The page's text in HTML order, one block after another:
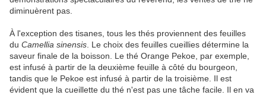
diminuèrent pas.
À l'exception des tisanes, tous les thés proviennent des feuilles
du Camellia sinensis . Le choix des feuilles cueillies détermine la
saveur finale de la boisson. Le thé Orange Pekoe, par exemple,
est infusé à partir de la deuxième feuille à côté du bourgeon,
tandis que le Pekoe est infusé à partir de la troisième. Il est
évident que la cueillette du thé n'est pas une tâche facile. Il en va